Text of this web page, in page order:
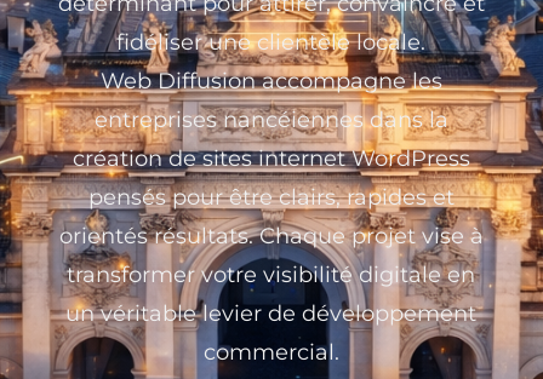
fidéliser une clientèle locale.
Web Diffusion accompagne les
entreprises nancéiennes dans la
création de sites internet WordPress
pensés pour être clairs, rapides et
orientés résultats. Chaque projet vise à
transformer votre visibilité digitale en
un véritable levier de développement
commercial.